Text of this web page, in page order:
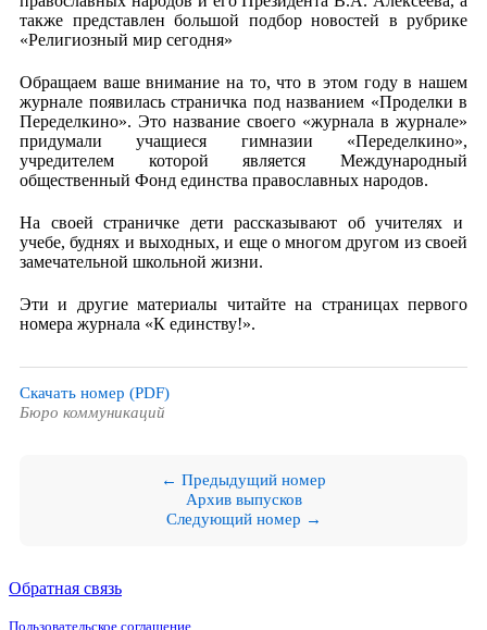
также представлен большой подбор новостей в рубрике
«Религиозный мир сегодня»
Обращаем ваше внимание на то, что в этом году в нашем
журнале появилась страничка под названием «Проделки в
Переделкино». Это название своего «журнала в журнале»
придумали учащиеся гимназии «Переделкино»,
учредителем которой является Международный
общественный Фонд единства православных народов.
На своей страничке дети рассказывают об учителях и
учебе, буднях и выходных, и еще о многом другом из своей
замечательной школьной жизни.
Эти и другие материалы читайте на страницах первого
номера журнала «К единству!».
Скачать номер (PDF)
Бюро коммуникаций
← Предыдущий номер
Архив выпусков
Следующий номер →
Обратная связь
Пользовательское соглашение